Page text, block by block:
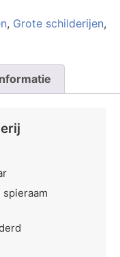
, Grote schilderijen,